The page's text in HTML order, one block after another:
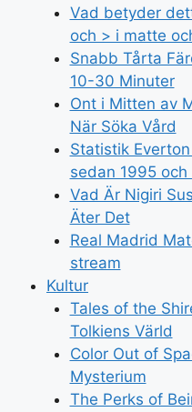
Vad betyder
och > i matte
Snabb Tårta
10-30 Minuter
Ont i Mitten av
När Söka Vård
Statistik
sedan 1995
Vad Är Nigiri
Äter Det
Real Madrid
stream
Kultur
Tales of the
Tolkiens Värld
Color Out of
Mysterium
The Perks of